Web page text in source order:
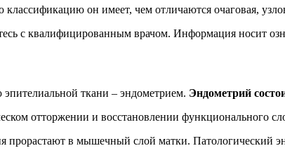
он имеет, чем отличаются очаговая,
с квалифицированным врачом. Информация носит
эпителиальной ткани – эндометрием. Эндометрий
отторжении и восстановлении функционального
в мышечный слой матки. Патологический